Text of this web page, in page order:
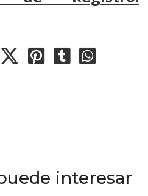
interesar